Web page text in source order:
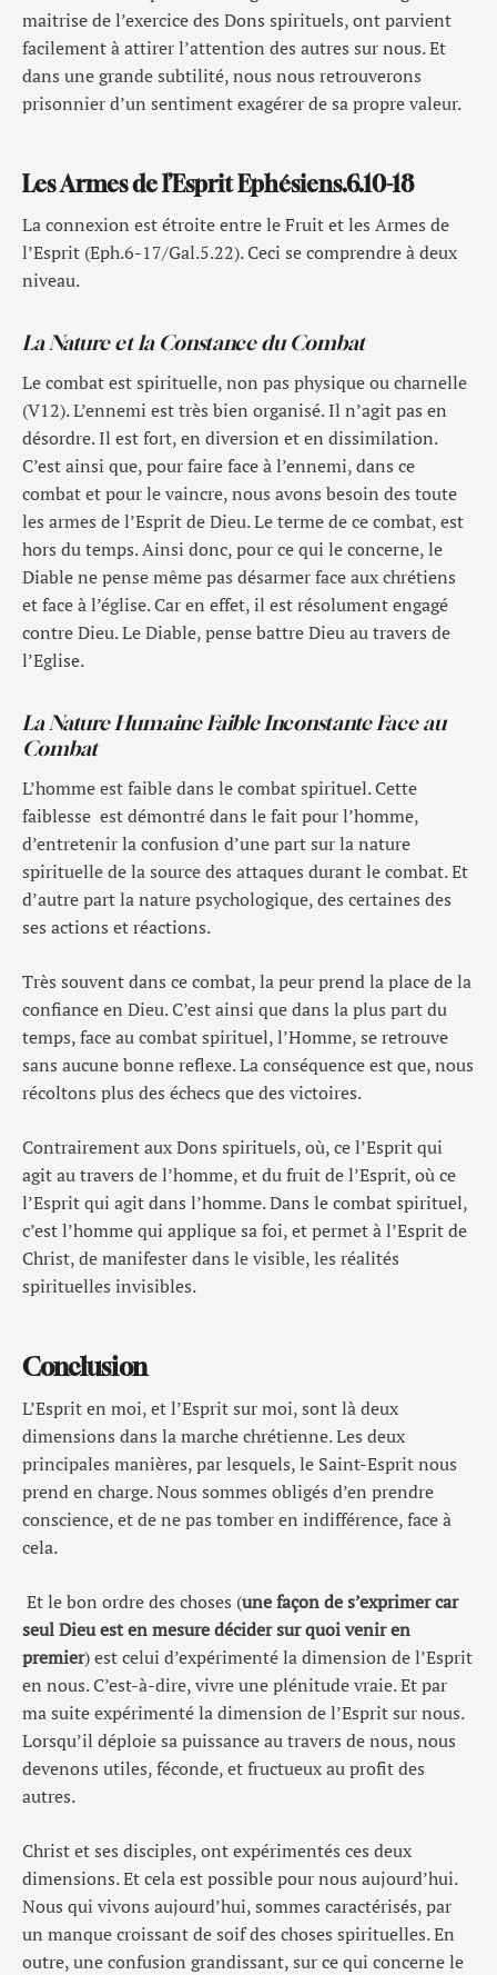
maitrise de l’exercice des Dons spirituels, ont parvient
facilement à attirer l’attention des autres sur nous. Et
dans une grande subtilité, nous nous retrouverons
prisonnier d’un sentiment exagérer de sa propre valeur.
Les Armes de l’Esprit Ephésiens.6.10-18
La connexion est étroite entre le Fruit et les Armes de
l’Esprit (Eph.6-17/Gal.5.22). Ceci se comprendre à deux
niveau.
La Nature et la Constance du Combat
Le combat est spirituelle, non pas physique ou charnelle
(V12). L’ennemi est très bien organisé. Il n’agit pas en
désordre. Il est fort, en diversion et en dissimilation.
C’est ainsi que, pour faire face à l’ennemi, dans ce
combat et pour le vaincre, nous avons besoin des toute
les armes de l’Esprit de Dieu. Le terme de ce combat, est
hors du temps. Ainsi donc, pour ce qui le concerne, le
Diable ne pense même pas désarmer face aux chrétiens
et face à l’église. Car en effet, il est résolument engagé
contre Dieu. Le Diable, pense battre Dieu au travers de
l’Eglise.
La Nature Humaine Faible Inconstante Face au
Combat
L’homme est faible dans le combat spirituel. Cette
faiblesse est démontré dans le fait pour l’homme,
d’entretenir la confusion d’une part sur la nature
spirituelle de la source des attaques durant le combat. Et
d’autre part la nature psychologique, des certaines des
ses actions et réactions.
Très souvent dans ce combat, la peur prend la place de la
confiance en Dieu. C’est ainsi que dans la plus part du
temps, face au combat spirituel, l’Homme, se retrouve
sans aucune bonne reflexe. La conséquence est que, nous
récoltons plus des échecs que des victoires.
Contrairement aux Dons spirituels, où, ce l’Esprit qui
agit au travers de l’homme, et du fruit de l’Esprit, où ce
l’Esprit qui agit dans l’homme. Dans le combat spirituel,
c’est l’homme qui applique sa foi, et permet à l’Esprit de
Christ, de manifester dans le visible, les réalités
spirituelles invisibles.
Conclusion
L’Esprit en moi, et l’Esprit sur moi, sont là deux
dimensions dans la marche chrétienne. Les deux
principales manières, par lesquels, le Saint-Esprit nous
prend en charge. Nous sommes obligés d’en prendre
conscience, et de ne pas tomber en indifférence, face à
cela.
Et le bon ordre des choses (une façon de s’exprimer car
seul Dieu est en mesure décider sur quoi venir en
premier) est celui d’expérimenté la dimension de l’Esprit
en nous. C’est-à-dire, vivre une plénitude vraie. Et par
ma suite expérimenté la dimension de l’Esprit sur nous.
Lorsqu’il déploie sa puissance au travers de nous, nous
devenons utiles, féconde, et fructueux au profit des
autres.
Christ et ses disciples, ont expérimentés ces deux
dimensions. Et cela est possible pour nous aujourd’hui.
Nous qui vivons aujourd’hui, sommes caractérisés, par
un manque croissant de soif des choses spirituelles. En
outre, une confusion grandissant, sur ce qui concerne le